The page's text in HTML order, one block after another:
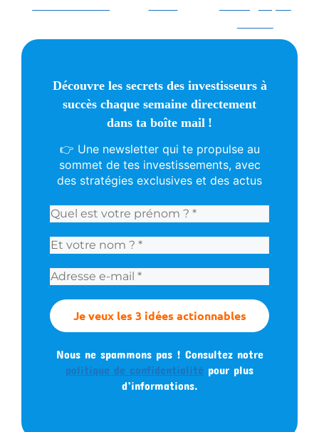
Découvre les secrets des investisseurs à
succès chaque semaine directement
dans ta boîte mail !
👉 Une newsletter qui te propulse au
sommet de tes investissements, avec
des stratégies exclusives et des actus
Nous ne spammons pas ! Consultez notre
politique de confidentialité pour plus
d’informations.